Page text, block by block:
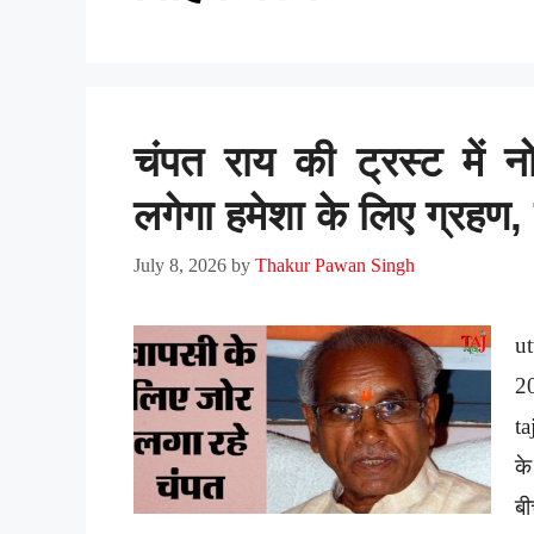
चंपत राय की ट्रस्ट में
लगेगा हमेशा के लिए ग्रहण,
July 8, 2026 by Thakur Pawan Singh
के